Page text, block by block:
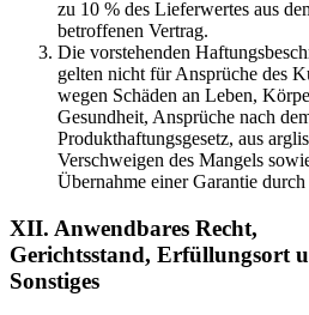
zu 10 % des Lieferwertes aus
betroffenen Vertrag.
Die vorstehenden
gelten nicht für Ansprüche des
wegen Schäden an Leben,
Gesundheit, Ansprüche nach
Produkthaftungsgesetz, aus
Verschweigen des Mangels
Übernahme einer Garantie durch
XII. Anwendbares Recht,
Gerichtsstand, Erfüllungsort
Sonstiges